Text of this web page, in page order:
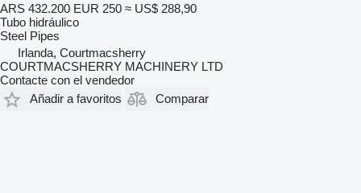
ARS 432.200 EUR 250 ≈ US$ 288,90
Tubo hidráulico
Steel Pipes
Irlanda, Courtmacsherry
COURTMACSHERRY MACHINERY LTD
Contacte con el vendedor
Añadir a favoritos
Comparar